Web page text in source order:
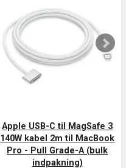
Apple USB-C til MagSafe 3
140W kabel 2m til MacBook
Pro - Pull Grade-A (bulk
indpakning)